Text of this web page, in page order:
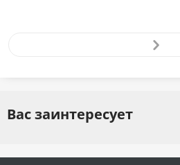
Вас заинтересует